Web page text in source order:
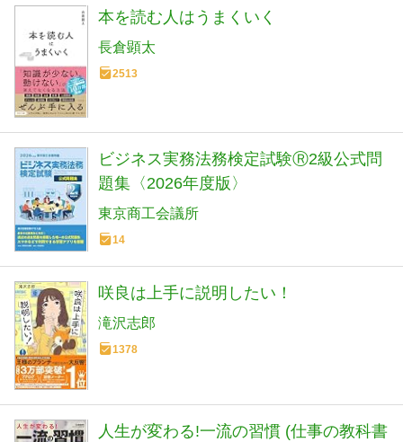
本を読む人はうまくいく
長倉顕太
2513
ビジネス実務法務検定試験Ⓡ2級公式問
題集〈2026年度版〉
東京商工会議所
14
咲良は上手に説明したい！
滝沢志郎
1378
人生が変わる!一流の習慣 (仕事の教科書